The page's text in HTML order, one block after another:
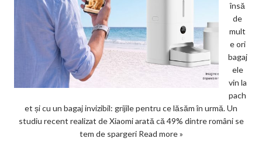
însă
de
mult
e ori
bagaj
ele
vin la
pach
et și cu un bagaj invizibil: grijile pentru ce lăsăm în urmă. Un
studiu recent realizat de Xiaomi arată că 49% dintre români se
tem de spargeri Read more »